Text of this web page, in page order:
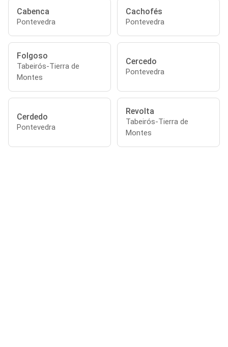
Cabenca
Pontevedra
Cachofés
Pontevedra
Folgoso
Tabeirós-Tierra de
Montes
Cercedo
Pontevedra
Cerdedo
Pontevedra
Revolta
Tabeirós-Tierra de
Montes